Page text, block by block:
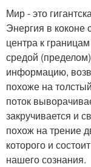
Мир - это
Энергия в коконе
центра к
средой
информацию,
похоже на
поток
закручивается и
похож на трение
которого и
нашего сознания.